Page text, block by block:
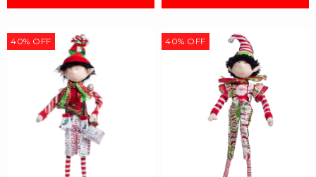
40% OFF 40% OFF